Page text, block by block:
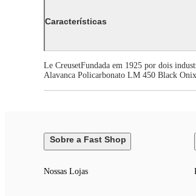
Características
Le CreusetFundada em 1925 por dois
Alavanca Policarbonato LM 450 Black
Sobre a Fast Shop
Nossas Lojas